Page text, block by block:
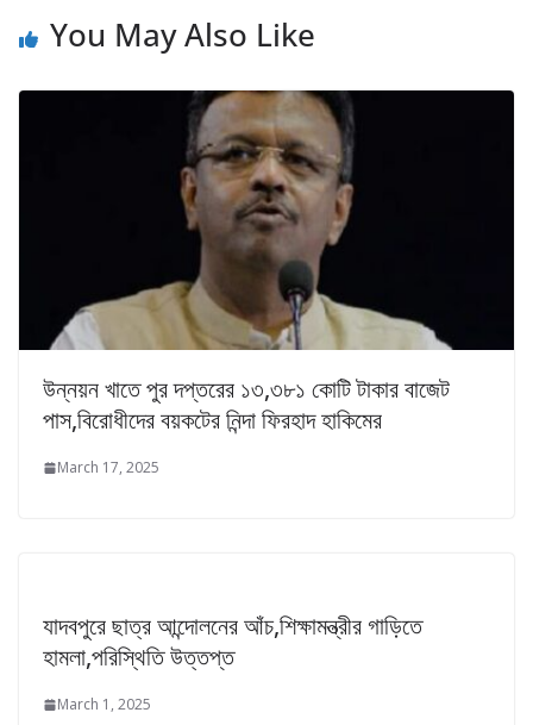
You May Also Like
উন্নয়ন খাতে পুর দপ্তরের ১৩,৩৮১ কোটি টাকার বাজেট
পাস,বিরোধীদের বয়কটের নিন্দা ফিরহাদ হাকিমের
March 17, 2025
যাদবপুরে ছাত্র আন্দোলনের আঁচ,শিক্ষামন্ত্রীর গাড়িতে
হামলা,পরিস্থিতি উত্তপ্ত
March 1, 2025